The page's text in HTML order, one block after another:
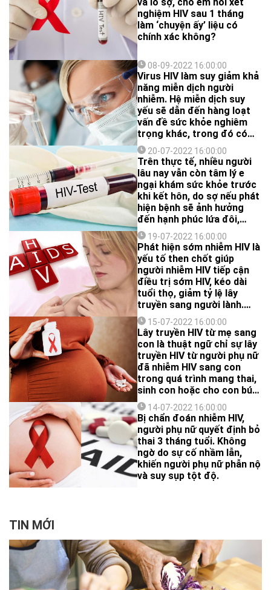
nghiệm HIV sau 1 tháng
làm ‘chuyện ấy’ liệu có
chính xác không?
08-09-2022 16:00:00
Virus HIV làm suy giảm khả
năng miễn dịch người
nhiễm. Hệ miễn dịch suy
yếu sẽ dẫn đến hàng loạt
vấn đề sức khỏe nghiêm
trọng khác, trong đó có
đẩy nhanh quá trình lão
hóa tế bào.
20-07-2022 16:00:00
Trên thực tế, nhiều người
lâu nay vẫn còn tâm lý e
ngại khám sức khỏe trước
khi kết hôn, do sợ nếu phát
hiện bệnh sẽ ảnh hưởng
đến hạnh phúc lứa đôi,
thậm chí có người còn cho
là chỉ nghi ngờ nhau mới
phải khám. Tuy nhiên, theo
thời gian, những tâm lý lạc
hậu này đã dần được loại
bỏ. Theo các bác sĩ chuyên
khoa, khám sức khỏe trước
khi kết hôn giúp phòng
ngừa, phát hiện và điều trị
sớm nhiều căn bệnh nguy
hiểm, bảo đảm hạnh phúc
gia đình.
19-07-2022 16:00:00
Phát hiện sớm nhiễm HIV là
yếu tố then chốt giúp
người nhiễm HIV tiếp cận
điều trị sớm HIV, kéo dài
tuổi thọ, giảm tỷ lệ lây
truyền sang người lành.
Tuy nhiên, triệu chứng
nhiễm HIV thường bị nhầm
lẫn với nhiều bệnh lý khác,
thậm chí một số trường
hợp không có biểu hiện lâm
sàng. Ở nữ giới, một số
triệu chứng chỉ xuất hiện
và cảnh báo bệnh đang
diễn biến nặng.
15-07-2022 16:00:00
Lây truyền HIV từ mẹ sang
con là thuật ngữ chỉ sự lây
truyền HIV từ người phụ nữ
đã nhiễm HIV sang con
trong quá trình mang thai,
sinh con hoặc cho con bú
qua đường sữa mẹ, còn
được gọi là lây truyền HIV
chu sinh.
14-07-2022 16:00:00
Bị chẩn đoán nhiễm HIV,
người phụ nữ quyết định bỏ
thai 3 tháng tuổi. Không
ngờ do sự cố nhầm lẫn,
khiến người phụ nữ phẫn nộ
và suy sụp tột độ.
TIN MỚI